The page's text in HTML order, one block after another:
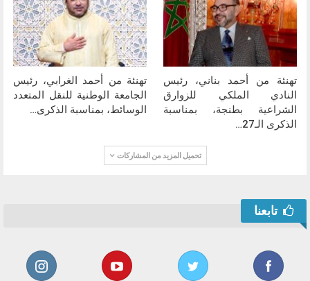
تهنئة من أحمد بناني، رئيس
النادي الملكي للزوارق
الشراعية بطنجة، بمناسبة
الذكرى الـ27…
تهنئة من أحمد الغرابي، رئيس
الجامعة الوطنية للنقل المتعدد
الوسائط، بمناسبة الذكرى…
تحميل المزيد من المشاركات
تابعنا